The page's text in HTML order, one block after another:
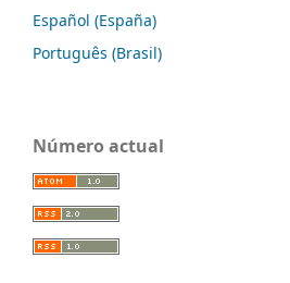
Español (España)
Português (Brasil)
Número actual